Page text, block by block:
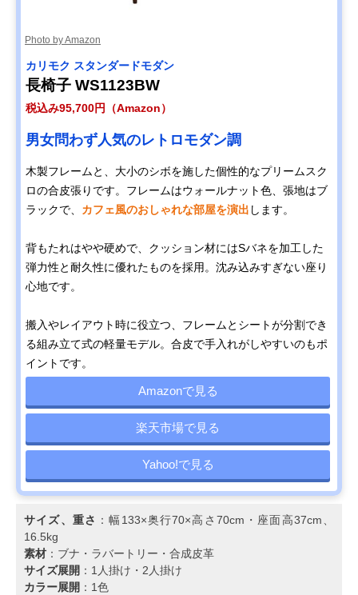
Amazonで見る
Amazonで見る
カリモク60 Kチェ
ア 2シーター 幅
Amazonで見る
Disney
COLLECTION ソ
U35100BK ミッキ
ーマウス
ミッキーマウスが
モチーフの可愛い
Amazonで見る
カリモク スタンダ
ソファ 幅182cm
ZU4922
包み込まれるよう
掛けロング
39.5cm、48kg
Amazonで見る
175cm UW1209
Amazonで見る
COLONIAL ソファ
YC6053
おしゃれで存在感
スタイル
幅204.5×奥行
38cm、48kg
カリモク スタンダ
ードモダン 2人掛
ソファ 幅176.5㎝
UW2002
生活スタイルにあ
わせてカスタムが
可能
高さ69cm・座高
カリモク スタンダ
ードモダン 3人掛
ソファ 幅198cm
自然なS字で首ま
で支えるハイバッ
クの背もたれ
さ93cm・座高
39cm、40kg
楽天市場で見る
ソファ 幅144cm
WC1002
ルスタイルを現代
Photo by Amazon
カリモク スタンダードモダン
長椅子 WS1123BW
税込み95,700円（Amazon）
男女問わず人気のレトロモダン調
木製フレームと、大小のシボを施した個性的なプリームスク
ロの合皮張りです。フレームはウォールナット色、張地はブ
ラックで、 カフェ風のおしゃれな部屋を演出 します。
背もたれはやや硬めで、クッション材にはSバネを加工した
弾力性と耐久性に優れたものを採用。沈み込みすぎない座り
心地です。
搬入やレイアウト時に役立つ、フレームとシートが分割でき
る組み立て式の軽量モデル。合皮で手入れがしやすいのもポ
イントです。
Amazonで見る
楽天市場で見る
Yahoo!で見る
サイズ、重さ ：幅133×奥行70×高さ70cm・座面高37cm、
16.5kg
素材 ：ブナ・ラバートリー・合成皮革
サイズ展開 ：1人掛け・2人掛け
カラー展開 ：1色